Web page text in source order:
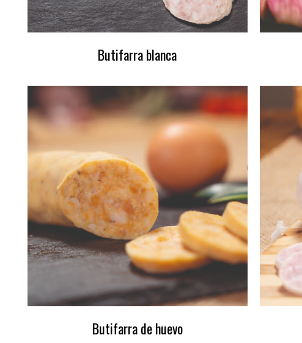
Butifarra blanca
Butifarra de huevo